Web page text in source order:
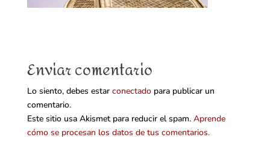
Enviar comentario
Lo siento, debes estar conectadopara publicar un
comentario.
Este sitio usa Akismet para reducir el spam. Aprende
cómo se procesan los datos de tus comentarios.